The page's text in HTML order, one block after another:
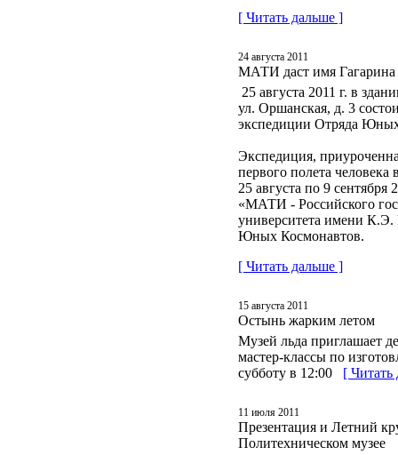
[ Читать дальше ]
24 августа 2011
МАТИ даст имя Гагарина
25 августа 2011 г. в
ул. Оршанская, д. 3
экспедиции Отряда
Экспедиция,
первого полета
25 августа по 9 сентября
«МАТИ - Российского
университета имени
Юных Космонавтов.
[ Читать дальше ]
15 августа 2011
Остынь жарким летом
Музей льда приглашает
мастер-классы по
субботу в 12:00 [ Читать
11 июля 2011
Презентация и Летний
Политехническом музее